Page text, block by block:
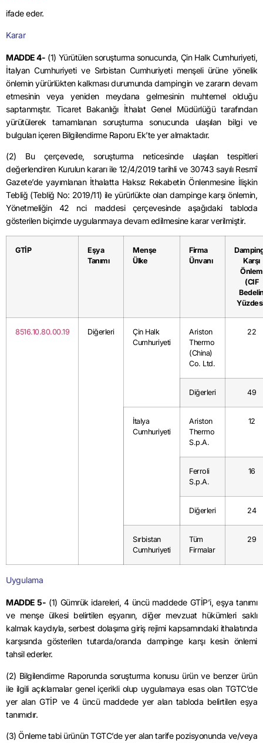
ifade eder.
Karar
MADDE 4- (1) Yürütülen soruşturma sonucunda, Çin Halk Cumhuriyeti,
İtalyan Cumhuriyeti ve Sırbistan Cumhuriyeti menşeli ürüne yönelik
önlemin yürürlükten kalkması durumunda dampingin ve zararın devam
etmesinin veya yeniden meydana gelmesinin muhtemel olduğu
saptanmıştır. Ticaret Bakanlığı İthalat Genel Müdürlüğü tarafından
yürütülerek tamamlanan soruşturma sonucunda ulaşılan bilgi ve
bulguları içeren Bilgilendirme Raporu Ek’te yer almaktadır.
(2) Bu çerçevede, soruşturma neticesinde ulaşılan tespitleri
değerlendiren Kurulun kararı ile 12/4/2019 tarihli ve 30743 sayılı Resmî
Gazete’de yayımlanan İthalatta Haksız Rekabetin Önlenmesine İlişkin
Tebliğ (Tebliğ No: 2019/11) ile yürürlükte olan dampinge karşı önlemin,
Yönetmeliğin 42 nci maddesi çerçevesinde aşağıdaki tabloda
gösterilen biçimde uygulanmaya devam edilmesine karar verilmiştir.
GTİP
Eşya
Tanımı
Menşe
Ülke
Firma
Ünvanı
Karşı
Önlem
(CIF
8516.10.80.00.19 Diğerleri
Çin Halk
Cumhuriyeti
Ariston
Thermo
(China)
Co. Ltd.
22
Diğerleri 49
İtalya
Cumhuriyeti
Ariston
Thermo
S.p.A.
12
Ferroli
S.p.A.
16
Diğerleri 24
Sırbistan
Cumhuriyeti
Tüm
Firmalar
29
Uygulama
MADDE 5- (1) Gümrük idareleri, 4 üncü maddede GTİP’i, eşya tanımı
ve menşe ülkesi belirtilen eşyanın, diğer mevzuat hükümleri saklı
kalmak kaydıyla, serbest dolaşıma giriş rejimi kapsamındaki ithalatında
karşısında gösterilen tutarda/oranda dampinge karşı kesin önlemi
tahsil ederler.
(2) Bilgilendirme Raporunda soruşturma konusu ürün ve benzer ürün
ile ilgili açıklamalar genel içerikli olup uygulamaya esas olan TGTC’de
yer alan GTİP ve 4 üncü maddede yer alan tabloda belirtilen eşya
tanımıdır.
(3) Önleme tabi ürünün TGTC’de yer alan tarife pozisyonunda ve/veya